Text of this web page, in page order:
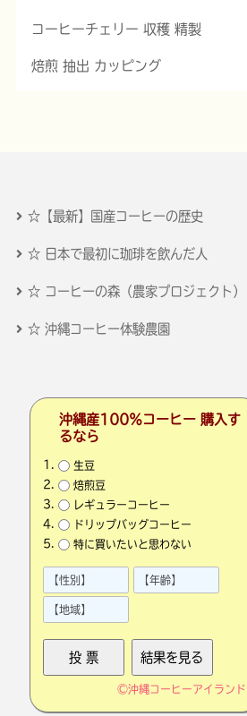
コーヒーチェリー 収穫 精製
焙煎 抽出 カッピング
☆【最新】国産コーヒーの歴史
☆ 日本で最初に珈琲を飲んだ人
☆ コーヒーの森（農家プロジェクト）
☆ 沖縄コーヒー体験農園
沖縄産100％コーヒー 購入す
るなら
生豆
焙煎豆
レギュラーコーヒー
ドリップバッグコーヒー
特に買いたいと思わない
©沖縄コーヒーアイランド